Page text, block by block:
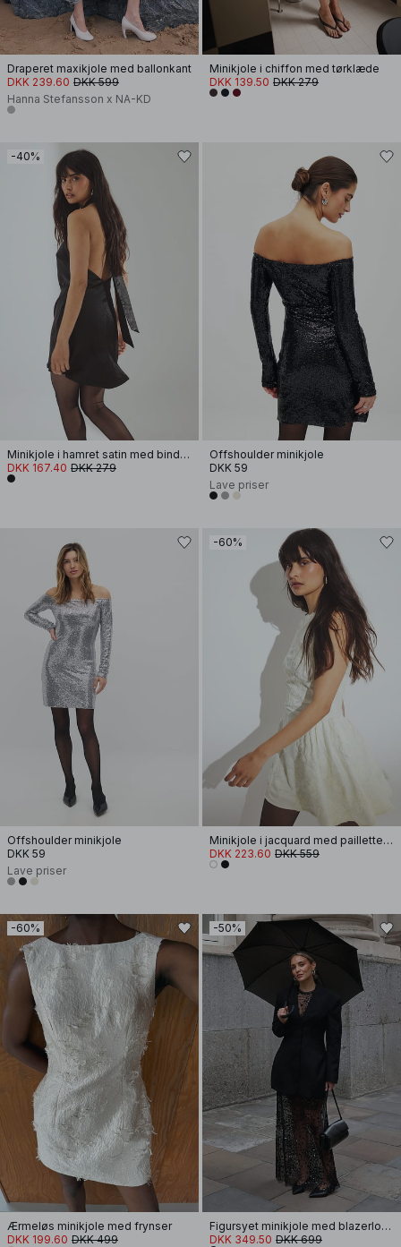
Draperet maxikjole med ballonkant
DKK 239.60 DKK 599
Hanna Stefansson x NA-KD
Minikjole i chiffon med tørklæde
DKK 139.50 DKK 279
-40%
Minikjole i hamret satin med binding i ryg
DKK 167.40 DKK 279
Offshoulder minikjole
DKK 59
Lave priser
Offshoulder minikjole
DKK 59
Lave priser
-60%
Minikjole i jacquard med pailletter og flæser i siden
DKK 223.60 DKK 559
-60%
Ærmeløs minikjole med frynser
DKK 199.60 DKK 499
-50%
Figursyet minikjole med blazerlook
DKK 349.50 DKK 699